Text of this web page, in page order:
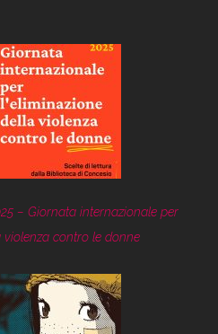
– Giornata internazionale per
violenza contro le donne